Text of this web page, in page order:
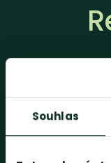
Souhlas